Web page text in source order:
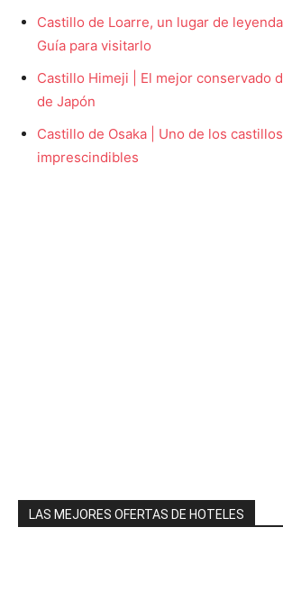
Castillo de Loarre, un lugar de leyenda
Guía para visitarlo
Castillo Himeji | El mejor conservado
de Japón
Castillo de Osaka | Uno de los
imprescindibles
LAS MEJORES OFERTAS DE HOTELES